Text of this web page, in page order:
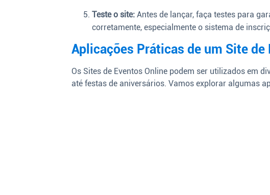
Teste o site: Antes de lançar, faça testes para
corretamente, especialmente o sistema de
Aplicações Práticas de um Site de
Os Sites de Eventos Online podem ser utilizados em
até festas de aniversários. Vamos explorar algumas